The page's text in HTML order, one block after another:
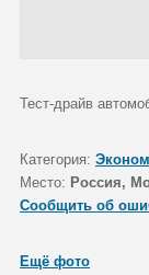
Тест-драйв
Категория:
Место: Россия,
Сообщить об
Ещё фото